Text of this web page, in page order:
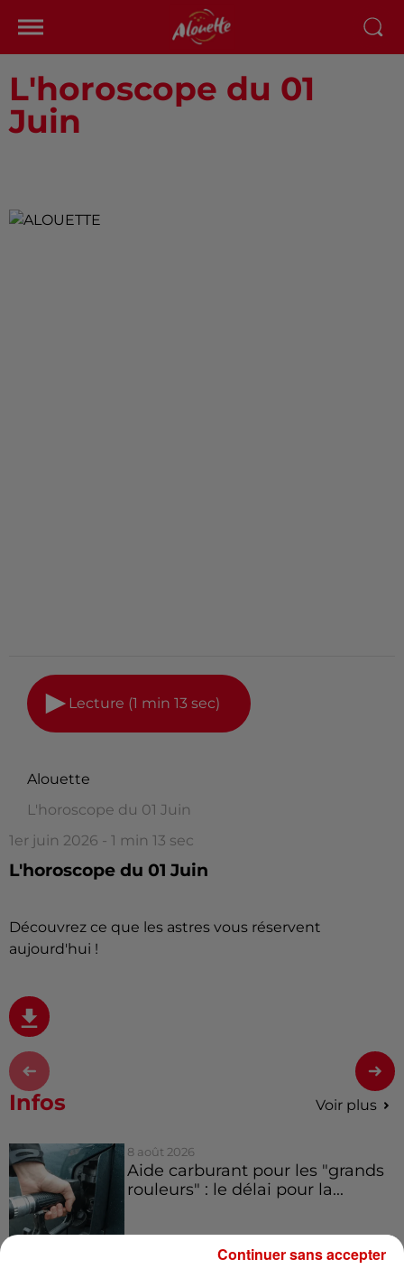
L'horoscope du 01
Juin
Lecture (1 min 13 sec)
Alouette
L'horoscope du 01 Juin
1er juin 2026 - 1 min 13 sec
L'horoscope du 01 Juin
Découvrez ce que les astres vous réservent
aujourd'hui !
Infos Voir plus
8 août 2026
Aide carburant pour les "grands
rouleurs" : le délai pour la...
Continuer sans accepter